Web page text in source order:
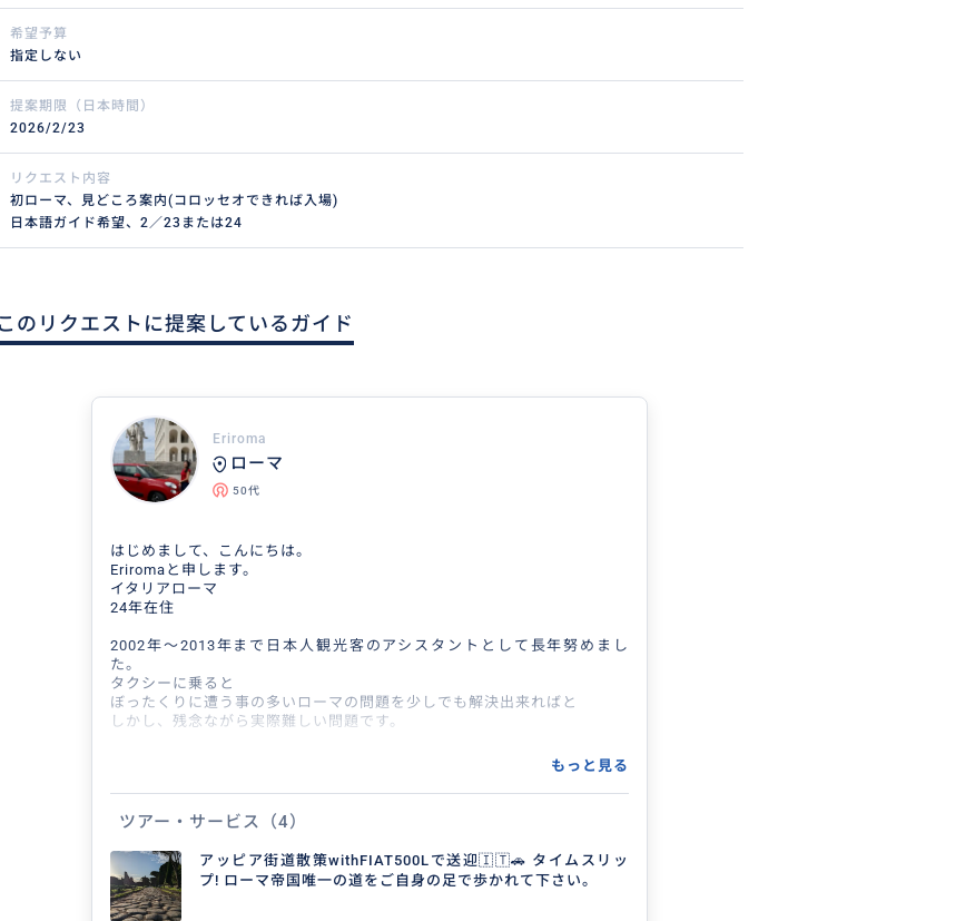
希望予算
指定しない
提案期限（日本時間）
2026/2/23
リクエスト内容
初ローマ、見どころ案内(コロッセオできれば入場)
日本語ガイド希望、2／23または24
このリクエストに提案しているガイド
Eriroma
ローマ
50代
はじめまして、こんにちは。
Eriromaと申します。
イタリアローマ
24年在住
2002年〜2013年まで日本人観光客のアシスタントとして長年努めまし
た。
タクシーに乗ると
ぼったくりに遭う事の多いローマの問題を少しでも解決出来ればと
しかし、残念ながら実際難しい問題です。
第二種旅客運転免許を取得
公認運転手として現在に至る。
×ローマ空港送迎〜ホテルチェックインサポート2時間コース
×ローマオリジナル観光8時間コース
×ローマ郊外オリジナル観光9時間コース
×夜景観光5時間コース
もっと見る
ツアー・サービス （4）
アッピア街道散策withFIAT500Lで送迎🇮🇹🚗 タイムスリッ
プ! ローマ帝国唯一の道をご自身の足で歩かれて下さい。